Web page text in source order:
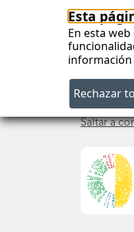
Esta
En esta
Saltar a